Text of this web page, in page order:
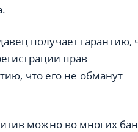
получает гарантию,
прав
что его не обманут
можно во многих